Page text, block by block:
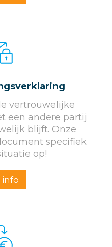
vertrouwelijke
een andere partij
blijft. Onze
specifiek
op!
info